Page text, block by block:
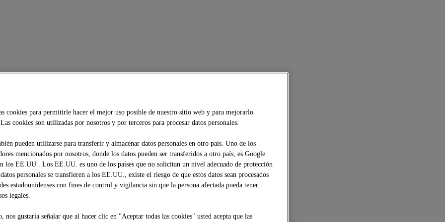
cookies para permitirle hacer el mejor uso posible de nuestro sitio web y para mejorarlo
cookies son utilizadas por nosotros y por terceros para procesar datos personales.
pueden utilizarse para transferir y almacenar datos personales en otro país. Uno de los
mencionados por nosotros, donde los datos pueden ser transferidos a otro país, es Google
los EE.UU.. Los EE.UU. es uno de los países que no solicitan un nivel adecuado de protección
personales se transfieren a los EE.UU., existe el riesgo de que estos datos sean procesados
estadounidenses con fines de control y vigilancia sin que la persona afectada pueda tener
legales.
nos gustaría señalar que al hacer clic en "Aceptar todas las cookies" usted acepta que las